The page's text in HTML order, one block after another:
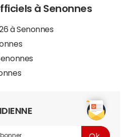
à Senonnes
à Senonnes